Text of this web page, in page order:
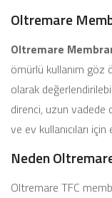
Oltremare
Oltremare
ömürlü kullanım göz
olarak
direnci, uzun vadede
ve ev kullanıcıları
Neden
Oltremare TFC